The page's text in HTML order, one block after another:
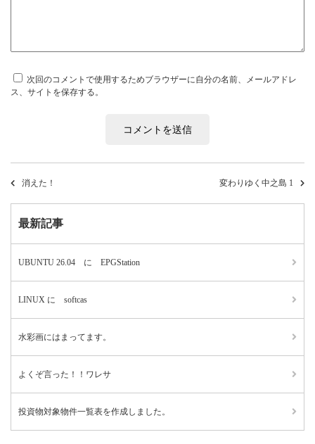
次回のコメントで使用するためブラウザーに自分の名前、メールアドレ
ス、サイトを保存する。
消えた！ 変わりゆく中之島 1
最新記事
UBUNTU 26.04 に EPGStation
LINUX に softcas
水彩画にはまってます。
よくぞ言った！！ワレサ
投資物対象物件一覧表を作成しました。